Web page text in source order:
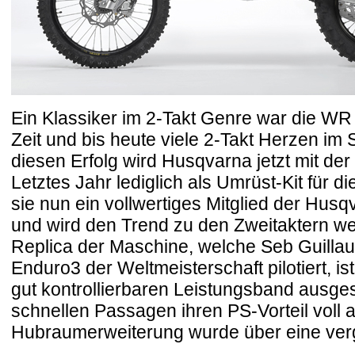
Ein Klassiker im 2-Takt Genre war die
Zeit und bis heute viele 2-Takt Herzen im
diesen Erfolg wird Husqvarna jetzt mit
Letztes Jahr lediglich als Umrüst-Kit für
sie nun ein vollwertiges Mitglied der
und wird den Trend zu den Zweitaktern
Replica der Maschine, welche Seb
Enduro3 der Weltmeisterschaft pilotiert,
gut kontrollierbaren Leistungsband
schnellen Passagen ihren PS-Vorteil voll
Hubraumerweiterung wurde über eine